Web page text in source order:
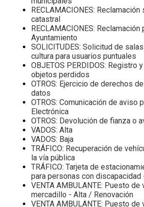
RECLAMACIONES:
catastral
RECLAMACIONES: Reclamación
Ayuntamiento
SOLICITUDES: Solicitud de
cultura para usuarios puntuales
OBJETOS PERDIDOS: Registro
objetos perdidos
OTROS: Ejercicio de derechos
datos
OTROS: Comunicación de aviso
Electrónica
OTROS: Devolución de fianza o
VADOS: Alta
VADOS: Baja
TRÁFICO: Recuperación de
la vía pública
TRÁFICO: Tarjeta de
para personas con discapacidad
VENTA AMBULANTE: Puesto de
mercadillo - Alta / Renovación
VENTA AMBULANTE: Puesto de